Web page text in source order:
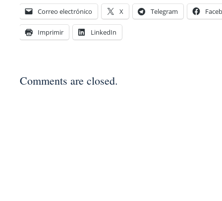
Correo electrónico X Telegram
Imprimir LinkedIn
Comments are closed.